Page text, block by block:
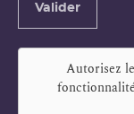
Valider
Autorisez